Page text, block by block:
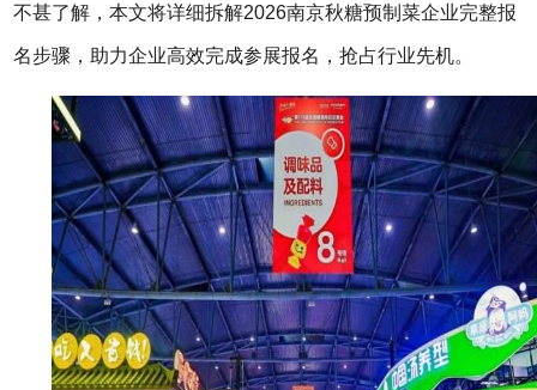
不甚了解，本文将详细拆解2026南京秋糖预制菜企业完整报
名步骤，助力企业高效完成参展报名，抢占行业先机。